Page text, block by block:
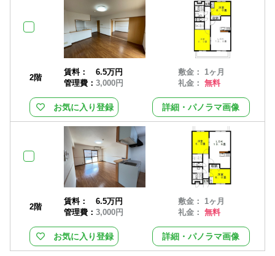
2階
賃料：
6.5万円
管理費： 3,000円
敷金： 1ヶ月
礼金：無料
お気に入り登録 詳細・パノラマ画像
2階
賃料：
6.5万円
管理費： 3,000円
敷金： 1ヶ月
礼金：無料
お気に入り登録 詳細・パノラマ画像